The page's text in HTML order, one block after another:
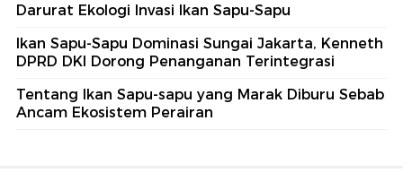
Darurat Ekologi Invasi Ikan Sapu-Sapu
Ikan Sapu-Sapu Dominasi Sungai Jakarta, Kenneth
DPRD DKI Dorong Penanganan Terintegrasi
Tentang Ikan Sapu-sapu yang Marak Diburu Sebab
Ancam Ekosistem Perairan